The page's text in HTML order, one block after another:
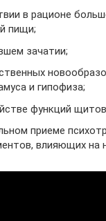
в рационе
пищи;
зачатии;
и гипофиза;
функций
приеме
влияющих на